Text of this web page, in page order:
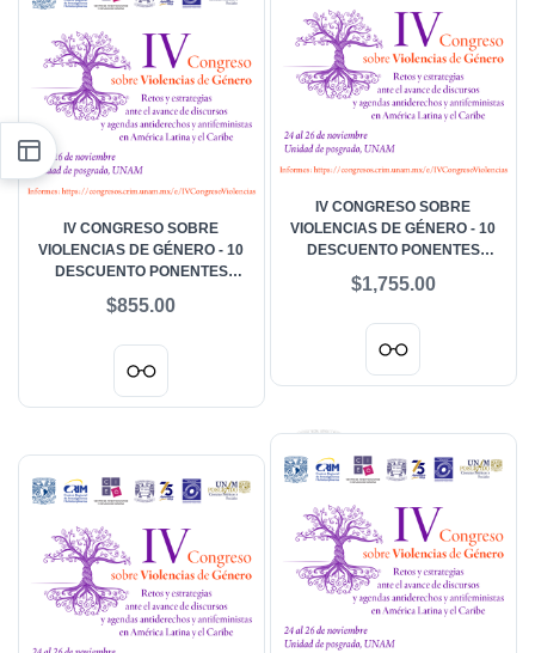
IV CONGRESO SOBRE
VIOLENCIAS DE GÉNERO - 10
DESCUENTO PONENTES
FUNCIONARIADO
$1,755.00
IV CONGRESO SOBRE
VIOLENCIAS DE GÉNERO - 10
DESCUENTO PONENTES
$855.00